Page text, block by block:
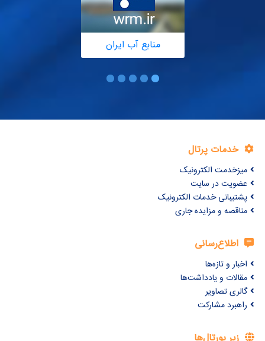
منابع آب ایران
خدمات پرتال
میزخدمت الکترونیک
عضویت در سایت
پشتیبانی خدمات الکترونیک
مناقصه و مزایده جاری
اطلاع‌رسانی
اخبار و تازه‌ها
مقالات و یادداشت‌ها
گالری تصاویر
راهبرد مشارکت